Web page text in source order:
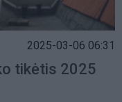
2025-03-06 06:31
tikėtis 2025